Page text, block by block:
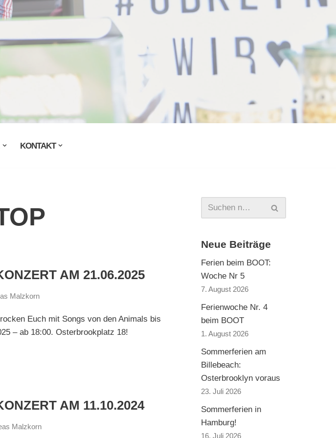
KONTAKT
AM 21.06.2025
Malzkorn
Euch mit Songs von den Animals bis
– ab 18:00. Osterbrookplatz 18!
AM 11.10.2024
Malzkorn
Neue Beiträge
Ferien beim BOOT:
Woche Nr 5
7. August 2026
Ferienwoche Nr. 4
beim BOOT
1. August 2026
Sommerferien am
Billebeach:
Osterbrooklyn voraus
23. Juli 2026
Sommerferien in
Hamburg!
16. Juli 2026